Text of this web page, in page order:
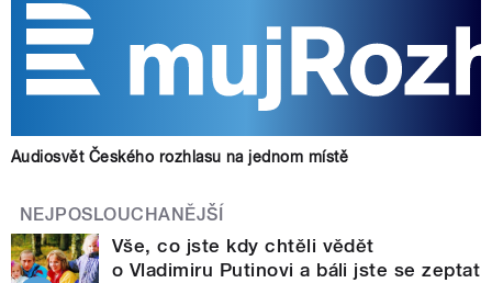
Audiosvět Českého rozhlasu na jednom místě
NEJPOSLOUCHANĚJŠÍ
Vše, co jste kdy chtěli vědět
o Vladimiru Putinovi a báli jste se zeptat